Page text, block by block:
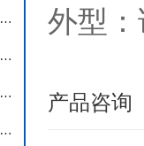
钢板伸缩式防护罩的正确维护保养方法介绍
机床钣金防护罩所能够起到的作用介绍
安装机床钢板防护罩时所需要注意的要点分享
数控机床导轨护板的计算参数要准确
外型
产品咨询